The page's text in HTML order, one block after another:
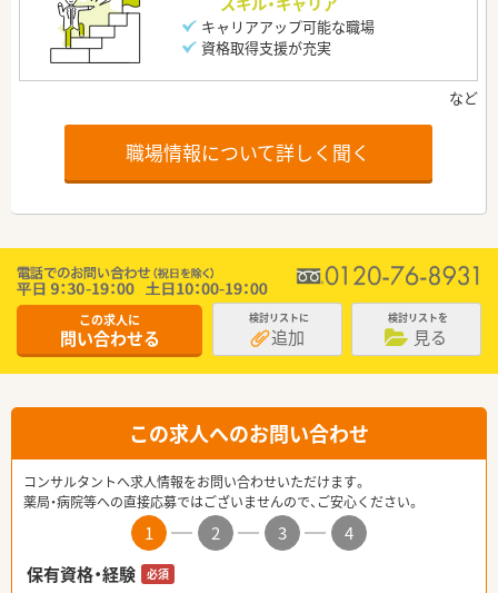
キャリアアップ可能な職場
資格取得支援が充実
職場情報について詳しく聞く
この求人に
問い合わせる
検討リストに
追加
検討リストを
見る
この求人へのお問い合わせ
コンサルタントへ求人情報をお問い合わせいただけます。
薬局・病院等への直接応募ではございませんので、ご安心ください。
1 2 3
4
保有資格・経験
必須